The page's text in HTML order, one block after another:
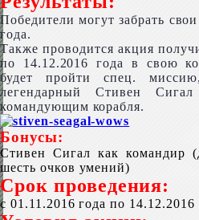
Победители могут забрать
года.
Также проводится акция
по 14.12.2016 года в свою
будет пройти спец.
легендарный Стивен
командующим корабля.
Бонусы:
Стивен Сигал как командир
шесть очков умений)
Срок проведения:
с 01.11.2016 года по 14.12.2016